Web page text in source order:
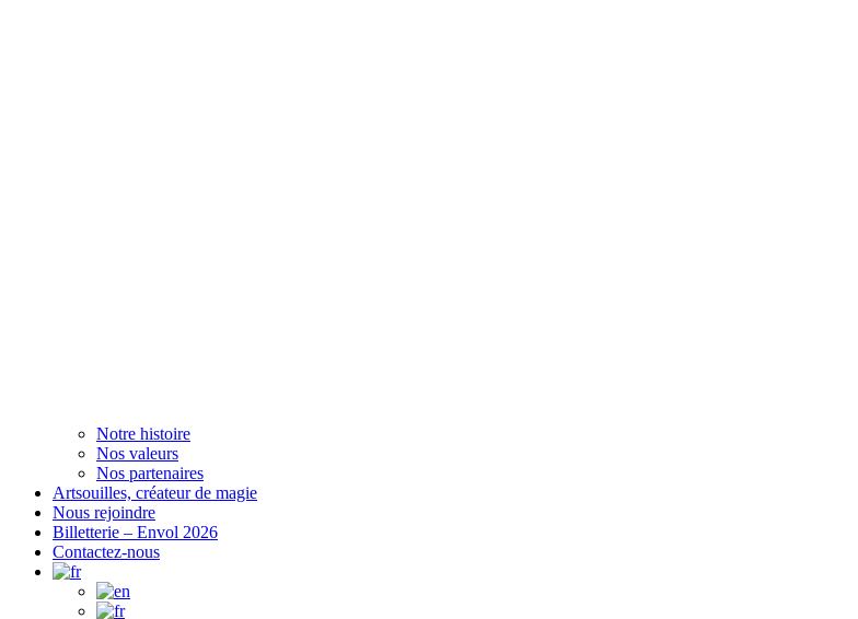
Notre histoire
Nos valeurs
Nos partenaires
Artsouilles, créateur de magie
Nous rejoindre
Billetterie – Envol 2026
Contactez-nous